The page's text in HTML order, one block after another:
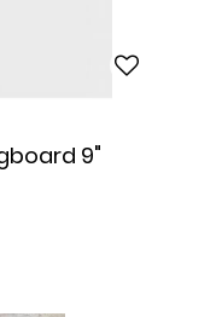
9"